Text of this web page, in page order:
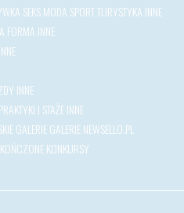
SEKSMODA SPORTTURYSTYKA INNE
FORMA INNE
INNE
INNE
PRAKTYKI I STAŻEINNE
GALERIEGALERIE NEWSELLO.PL
KONKURSY